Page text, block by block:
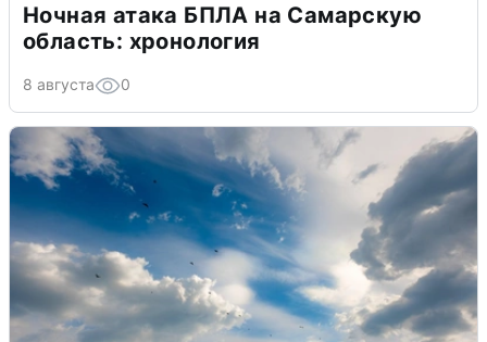
Ночная атака БПЛА на Самарскую
область: хронология
8 августа 0